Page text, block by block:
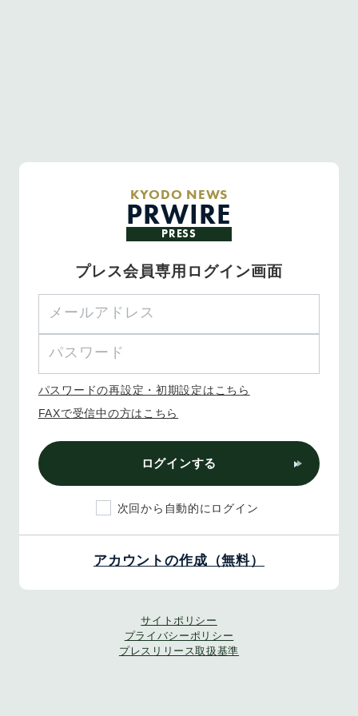
KYODO NEWS
PRWIRE
PRESS
プレス会員専用ログイン画面
パスワードの再設定・初期設定はこちら
FAXで受信中の方はこちら
ログインする
次回から自動的にログイン
アカウントの作成（無料）
サイトポリシー
プライバシーポリシー
プレスリリース取扱基準